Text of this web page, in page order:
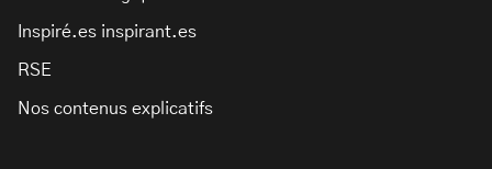
Inspiré.es inspirant.es
RSE
Nos contenus explicatifs